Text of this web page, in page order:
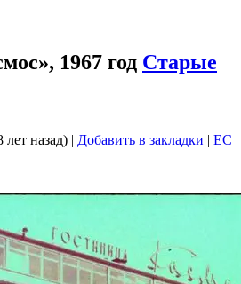
1967 год Старые
лет назад) | Добавить в закладки | EC